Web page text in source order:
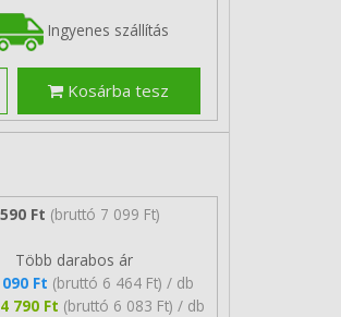
Ingyenes szállítás
Kosárba tesz
Ft (bruttó 7 099 Ft)
Több darabos ár
Ft (bruttó 6 464 Ft) / db
4 790 Ft (bruttó 6 083 Ft) / db